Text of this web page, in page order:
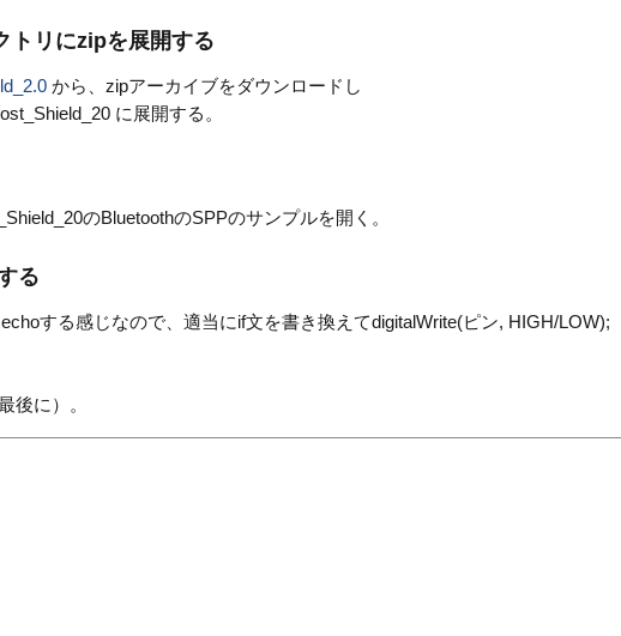
トリにzipを展開する
から、zipアーカイブをダウンロードし
に展開する。
のBluetoothのSPPのサンプルを開く。
る
する感じなので、適当にif文を書き換えてdigitalWrite(ピン, HIGH/LOW);
後に）。